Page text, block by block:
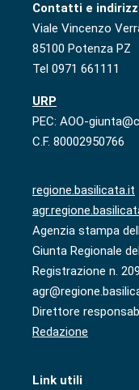
Contatti e
Viale Vincenzo
85100 Potenza PZ
Tel 0971 661111
URP
PEC: AOO-
C.F. 80002950766
regione.basilicata.it
Agenzia stampa
Giunta Regionale
Registrazione n.
Direttore
Redazione
Link utili